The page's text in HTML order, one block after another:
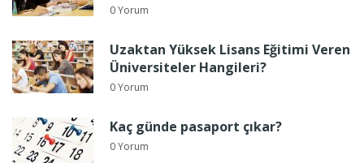
0 Yorum
Uzaktan Yüksek Lisans Eğitimi Veren
Üniversiteler Hangileri?
0 Yorum
Kaç günde pasaport çıkar?
0 Yorum